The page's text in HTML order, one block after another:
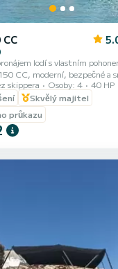
lodí s vlastním
CC, moderní, bezpečné a
Ideální pro soukromé
romantické úniky a all-
Dragonisi, Rhenia a
umožňuje prozkoumat
tempu. Licence není
skippera Osoby: 4 40 HP
Skvělý majitel
průkazu